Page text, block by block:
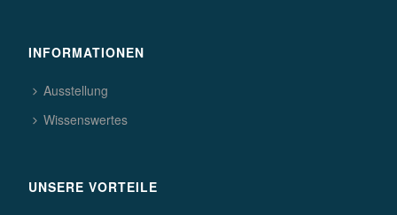
INFORMATIONEN
Ausstellung
Wissenswertes
UNSERE VORTEILE